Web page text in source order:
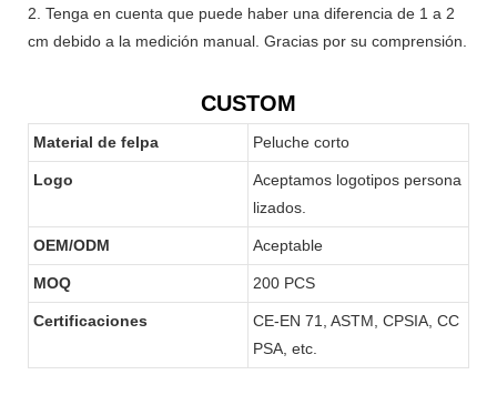
2. Tenga en cuenta que puede haber una diferencia de 1 a 2
cm debido a la medición manual. Gracias por su comprensión.
CUSTOM
Material de felpa Peluche corto
Logo
Aceptamos logotipos persona
lizados.
OEM/ODM Aceptable
MOQ 200 PCS
Certificaciones
CE-EN 71, ASTM, CPSIA, CC
PSA, etc.